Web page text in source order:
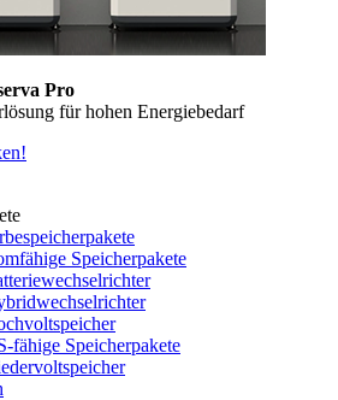
Pro
für hohen Energiebedarf
Speicherpakete
fähige Speicherpakete